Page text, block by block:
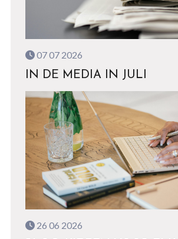
07 07 2026
IN DE MEDIA IN JULI
26 06 2026